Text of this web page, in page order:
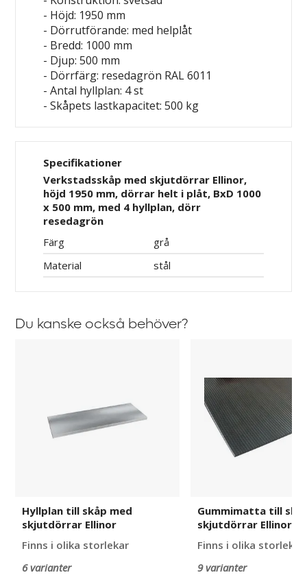
- Höjd: 1950 mm
- Dörrutförande: med helplåt
- Bredd: 1000 mm
- Djup: 500 mm
- Dörrfärg: resedagrön RAL 6011
- Antal hyllplan: 4 st
- Skåpets lastkapacitet: 500 kg
Specifikationer
Verkstadsskåp med skjutdörrar Ellinor,
höjd 1950 mm, dörrar helt i plåt, BxD 1000
x 500 mm, med 4 hyllplan, dörr
resedagrön
Färg
grå
Material
stål
Du kanske också behöver?
skjutdörrar
Ellinor
Hyllplan till skåp med
skjutdörrar Ellinor
Finns i olika storlekar
6 varianter
skåp
med
skjutdörrar
Ellinor
Gummimatta till
skjutdörrar Ellinor
Finns i olika storlekar
9 varianter